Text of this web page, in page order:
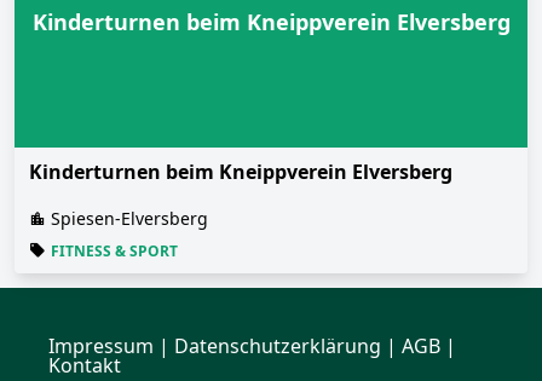
Kinderturnen beim Kneippverein Elversberg
Kinderturnen beim Kneippverein Elversberg
Spiesen-Elversberg
FITNESS & SPORT
Impressum | Datenschutzerklärung | AGB |
Kontakt